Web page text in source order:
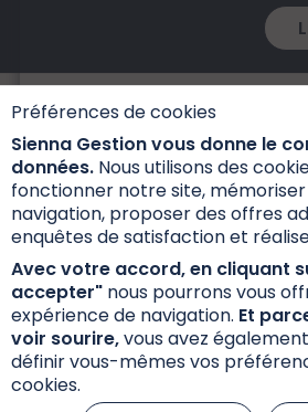
Préférences de cookies
Sienna Gestion vous donne le
données. Nous utilisons des
fonctionner notre site,
navigation, proposer des offres
enquêtes de satisfaction et
Avec votre accord, en cliquant
accepter" nous pourrons vous
expérience de navigation. Et
voir sourire,vous avez
définir vous-mêmes vos
cookies.
Informations
Réclamations
Données
S’inscrire à la